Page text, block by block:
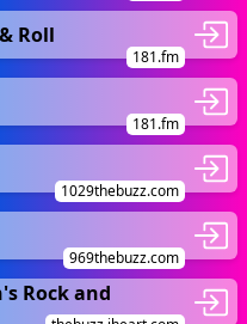
Roll
181.fm
181.fm
1029thebuzz.com
969thebuzz.com
Rock and